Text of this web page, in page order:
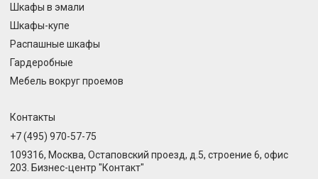
Шкафы в эмали
Шкафы-купе
Распашные шкафы
Гардеробные
Мебель вокруг проемов
Контакты
+7 (495) 970-57-75
109316, Москва, Остаповский проезд, д.5, строение 6, офис
203. Бизнес-центр "Контакт"